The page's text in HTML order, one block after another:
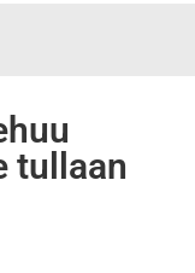
tullaan